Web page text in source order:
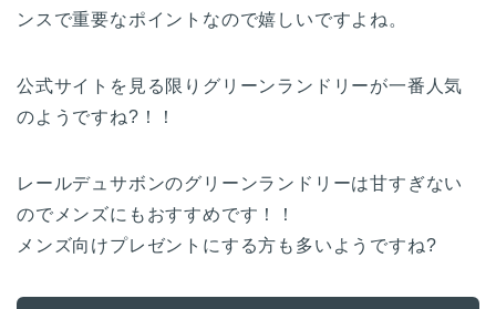
ンスで重要なポイントなので嬉しいですよね。
公式サイトを見る限りグリーンランドリーが一番人気
のようですね?！！
レールデュサボンのグリーンランドリーは甘すぎない
のでメンズにもおすすめです！！
メンズ向けプレゼントにする方も多いようですね?